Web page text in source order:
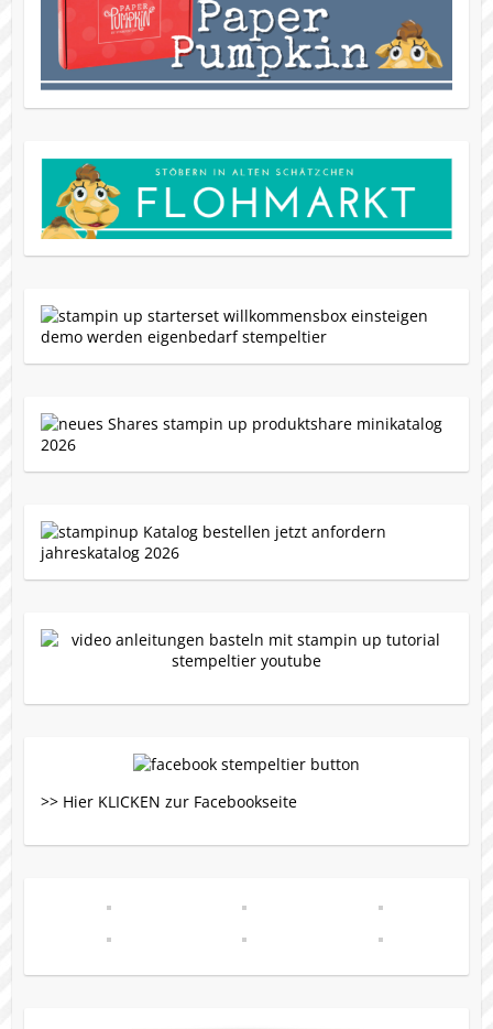
>> Hier KLICKEN zur Facebookseite